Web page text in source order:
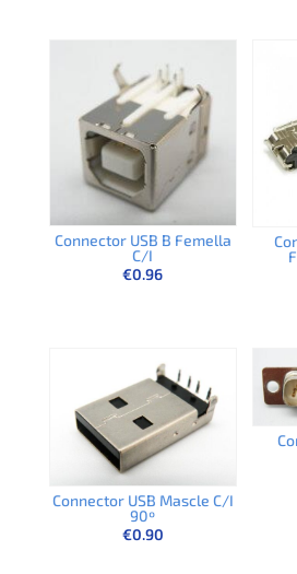
Connector USB B Femella
C/I
€0.96
Connector USB Mascle C/I
90º
€0.90